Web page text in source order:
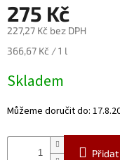
Měna
(CZK)
Přihlášení
275 Kč
227,27 Kč bez DPH
Měrná
366,67 Kč / 1 l
Skladem
Můžeme doručit do: